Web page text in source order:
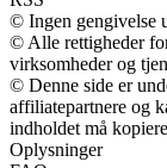
© Ingen gengivelse
© Alle rettigheder
virksomheder og
© Denne side er
affiliatepartnere og
indholdet må
Oplysninger